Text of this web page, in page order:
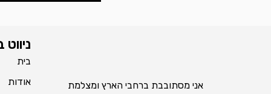
אני מסתובבת ברחבי הארץ ומצלמת
בית
אודות